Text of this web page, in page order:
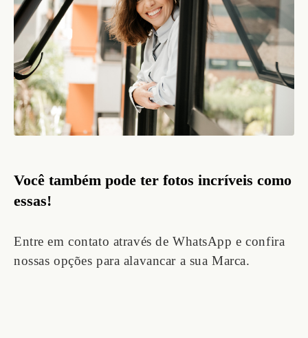
Você também pode ter fotos incríveis como
essas!
Entre em contato através de WhatsApp e confira
nossas opções para alavancar a sua Marca.